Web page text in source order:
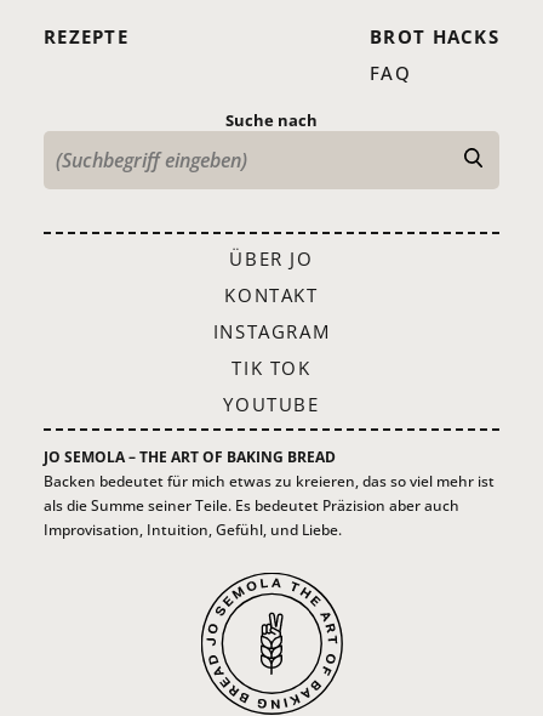
REZEPTE
BROT HACKS
FAQ
Suche nach
ÜBER JO
KONTAKT
INSTAGRAM
TIK TOK
YOUTUBE
JO SEMOLA – THE ART OF BAKING BREAD
Backen bedeutet für mich etwas zu kreieren, das so viel mehr ist
als die Summe seiner Teile. Es bedeutet Präzision aber auch
Improvisation, Intuition, Gefühl, und Liebe.